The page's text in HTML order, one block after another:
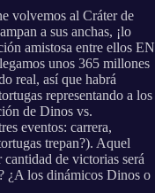
volvemos al Cráter de
a sus anchas, ¡lo
amistosa entre ellos EN
unos 365 millones
real, así que habrá
representando a los
de Dinos vs.
eventos: carrera,
trepan?). Aquel
de victorias será
¿A los dinámicos Dinos o